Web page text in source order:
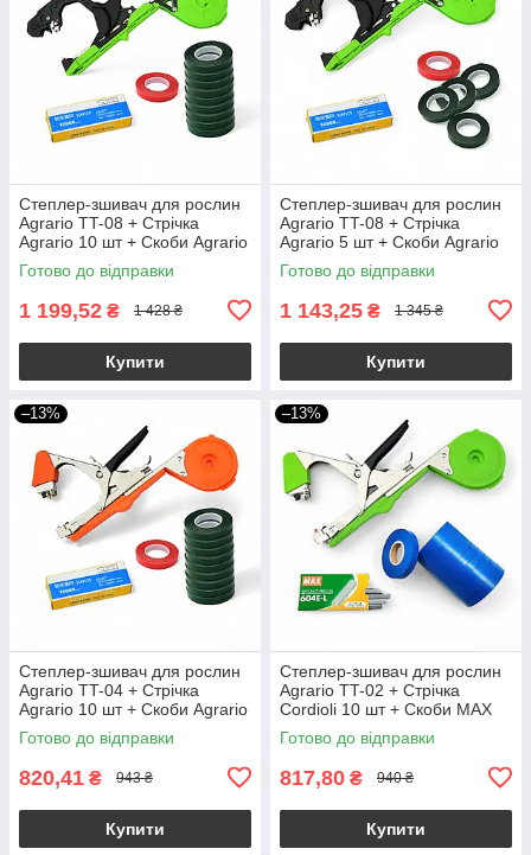
Степлер-зшивач для рослин
Agrario TT-08 + Стрічка
Agrario 10 шт + Скоби Agrario
Готово до відправки
1 199,52 ₴ 1 428 ₴
Купити
Степлер-зшивач для рослин
Agrario TT-08 + Стрічка
Agrario 5 шт + Скоби Agrario
Готово до відправки
1 143,25 ₴ 1 345 ₴
Купити
–13%
Степлер-зшивач для рослин
Agrario TT-04 + Стрічка
Agrario 10 шт + Скоби Agrario
Готово до відправки
820,41 ₴ 943 ₴
Купити
–13%
Степлер-зшивач для рослин
Agrario TT-02 + Стрічка
Cordioli 10 шт + Скоби MAX
Готово до відправки
817,80 ₴ 940 ₴
Купити